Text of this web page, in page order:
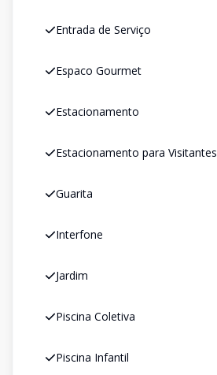
Entrada de Serviço
Espaco Gourmet
Estacionamento
Estacionamento para Visitantes
Guarita
Interfone
Jardim
Piscina Coletiva
Piscina Infantil